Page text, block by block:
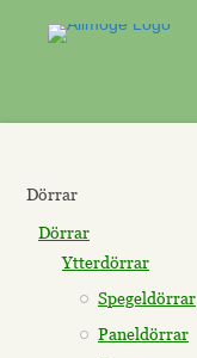
Dörrar
Dörrar
Ytterdörrar
Spegeldörrar
Paneldörrar